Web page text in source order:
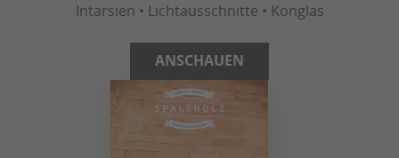
Intarsien • Lichtausschnitte • Konglas
ANSCHAUEN